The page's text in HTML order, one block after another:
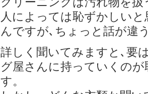
人によっては恥ずかしい
んですが､ちょっと話が違
詳しく聞いてみますと､要
グ屋さんに持っていくの
す。